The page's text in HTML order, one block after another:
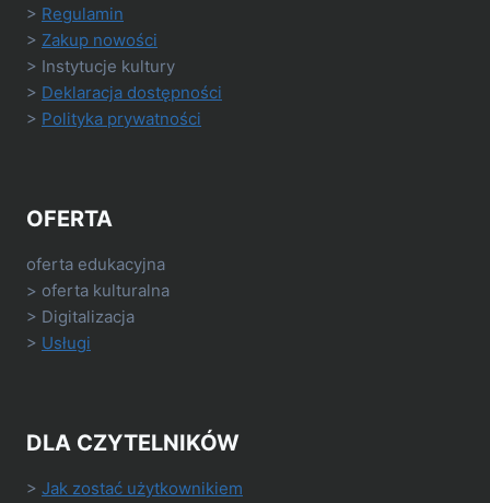
> Regulamin
> Zakup nowości
> Instytucje kultury
> Deklaracja dostępności
> Polityka prywatności
OFERTA
oferta edukacyjna
> oferta kulturalna
> Digitalizacja
> Usługi
DLA CZYTELNIKÓW
> Jak zostać użytkownikiem